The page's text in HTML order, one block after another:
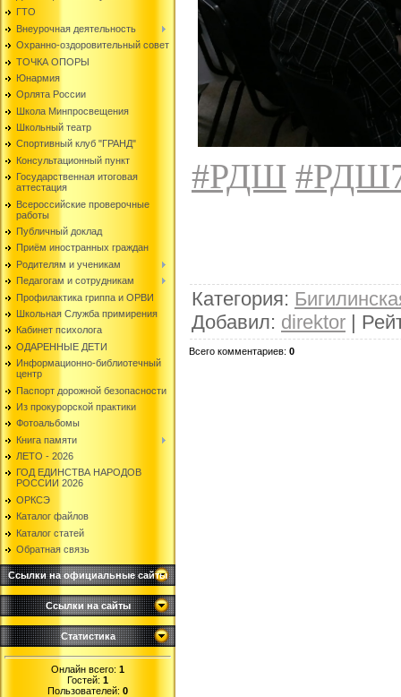
ГТО
Внеурочная деятельность
Охранно-оздоровительный совет
ТОЧКА ОПОРЫ
Юнармия
Орлята России
Школа Минпросвещения
Школьный театр
Спортивный клуб "ГРАНД"
Консультационный пункт
Государственная итоговая
аттестация
Всероссийские проверочные
работы
Публичный доклад
Приём иностранных граждан
Родителям и ученикам
Педагогам и сотрудникам
Профилактика гриппа и ОРВИ
Школьная Служба примирения
Кабинет психолога
ОДАРЕННЫЕ ДЕТИ
Информационно-библиотечный
центр
Паспорт дорожной безопасности
Из прокурорской практики
Фотоальбомы
Книга памяти
ЛЕТО - 2026
ГОД ЕДИНСТВА НАРОДОВ
РОССИИ 2026
ОРКСЭ
Каталог файлов
Каталог статей
Обратная связь
Ссылки на официальные сайты
Ссылки на сайты
Статистика
Онлайн всего: 1
Гостей: 1
Пользователей: 0
#РДШ
Категория:
Добавил: direktor |
Всего комментариев: 0